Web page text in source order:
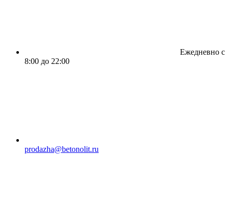
Ежедневно с
8:00 до 22:00
prodazha@betonolit.ru